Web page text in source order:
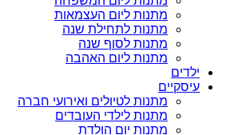
מתנות ליום העצמאות
מתנות לתחילת שנה
מתנות לסוף שנה
מתנות ליום האהבה
ילדים
עיסקיים
מתנות לטיולים ואירועי חברה
מתנות לילדי העובדים
מתנות יום הולדת